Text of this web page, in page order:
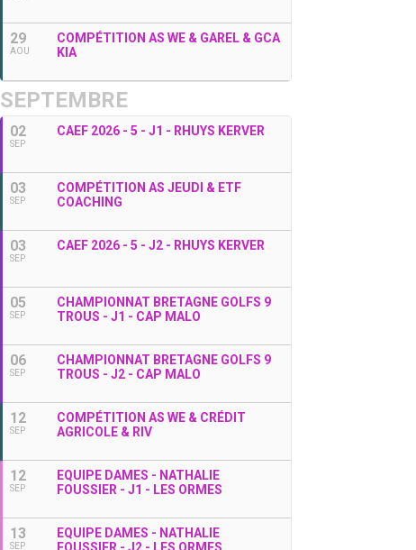
29
AOU
COMPÉTITION AS WE & GAREL & GCA
KIA
SEPTEMBRE
02
SEP
CAEF 2026 - 5 - J1 - RHUYS KERVER
03
SEP
COMPÉTITION AS JEUDI & ETF
COACHING
03
SEP
CAEF 2026 - 5 - J2 - RHUYS KERVER
05
SEP
CHAMPIONNAT BRETAGNE GOLFS 9
TROUS - J1 - CAP MALO
06
SEP
CHAMPIONNAT BRETAGNE GOLFS 9
TROUS - J2 - CAP MALO
12
SEP
COMPÉTITION AS WE & CRÉDIT
AGRICOLE & RIV
12
SEP
EQUIPE DAMES - NATHALIE
FOUSSIER - J1 - LES ORMES
13
SEP
EQUIPE DAMES - NATHALIE
FOUSSIER - J2 - LES ORMES